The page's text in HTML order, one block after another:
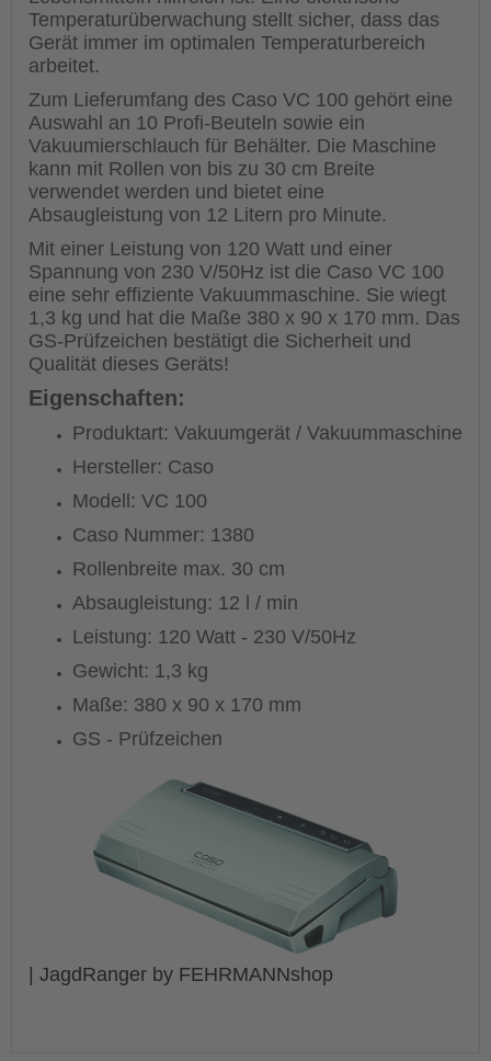
Temperaturüberwachung stellt sicher, dass das
Gerät immer im optimalen Temperaturbereich
arbeitet.
Zum Lieferumfang des Caso VC 100 gehört eine
Auswahl an 10 Profi-Beuteln sowie ein
Vakuumierschlauch für Behälter. Die Maschine
kann mit Rollen von bis zu 30 cm Breite
verwendet werden und bietet eine
Absaugleistung von 12 Litern pro Minute.
Mit einer Leistung von 120 Watt und einer
Spannung von 230 V/50Hz ist die Caso VC 100
eine sehr effiziente Vakuummaschine. Sie wiegt
1,3 kg und hat die Maße 380 x 90 x 170 mm. Das
GS-Prüfzeichen bestätigt die Sicherheit und
Qualität dieses Geräts!
Eigenschaften:
Produktart: Vakuumgerät / Vakuummaschine
Hersteller: Caso
Modell: VC 100
Caso Nummer: 1380
Rollenbreite max. 30 cm
Absaugleistung: 12 l / min
Leistung: 120 Watt - 230 V/50Hz
Gewicht: 1,3 kg
Maße: 380 x 90 x 170 mm
GS - Prüfzeichen
| JagdRanger by FEHRMANNshop